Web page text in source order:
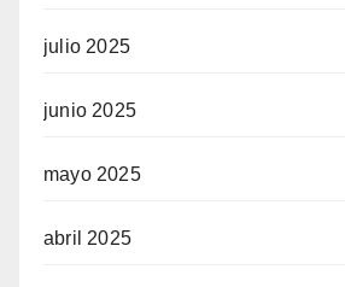
julio 2025
junio 2025
mayo 2025
abril 2025